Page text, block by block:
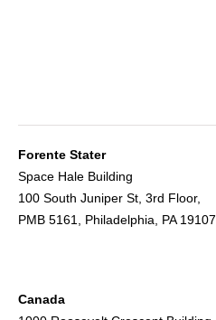
Forente Stater
Space Hale Building
100 South Juniper St, 3rd Floor,
PMB 5161, Philadelphia, PA 19107
Canada